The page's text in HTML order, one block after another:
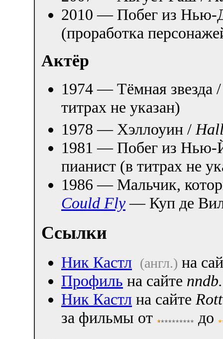
2010 — Побег из
(проработка
Актёр
1974 — Тёмная звезда
титрах не указан)
1978 — Хэллоуин /
1981 — Побег из
пианист (в титрах не
1986 — Мальчик,
Could Fly— Куп де
Ссылки
Ник Кастл (англ.) на
Профиль на сайте
Ник Кастл на сайте
за фильмы от
до